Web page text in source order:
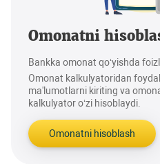
Omonatni
Bankka omonat qo‘yishda
Omonat kalkulyatoridan
ma'lumotlarni kiriting va
kalkulyator o‘zi hisoblaydi.
Omonatni hisoblash